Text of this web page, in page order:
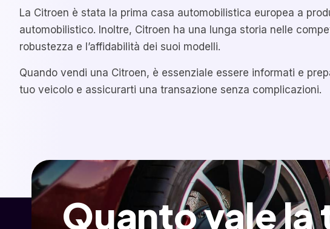
La Citroen è stata la prima casa automobilistica europea a
automobilistico. Inoltre, Citroen ha una lunga storia nelle
robustezza e l’affidabilità dei suoi modelli.
Quando vendi una Citroen, è essenziale essere informati e
tuo veicolo e assicurarti una transazione senza complicazioni.
Quanto vale la